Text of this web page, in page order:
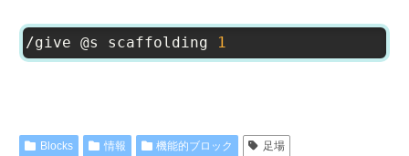
/give @s scaffolding 1
Blocks 情報 機能的ブロック 足場